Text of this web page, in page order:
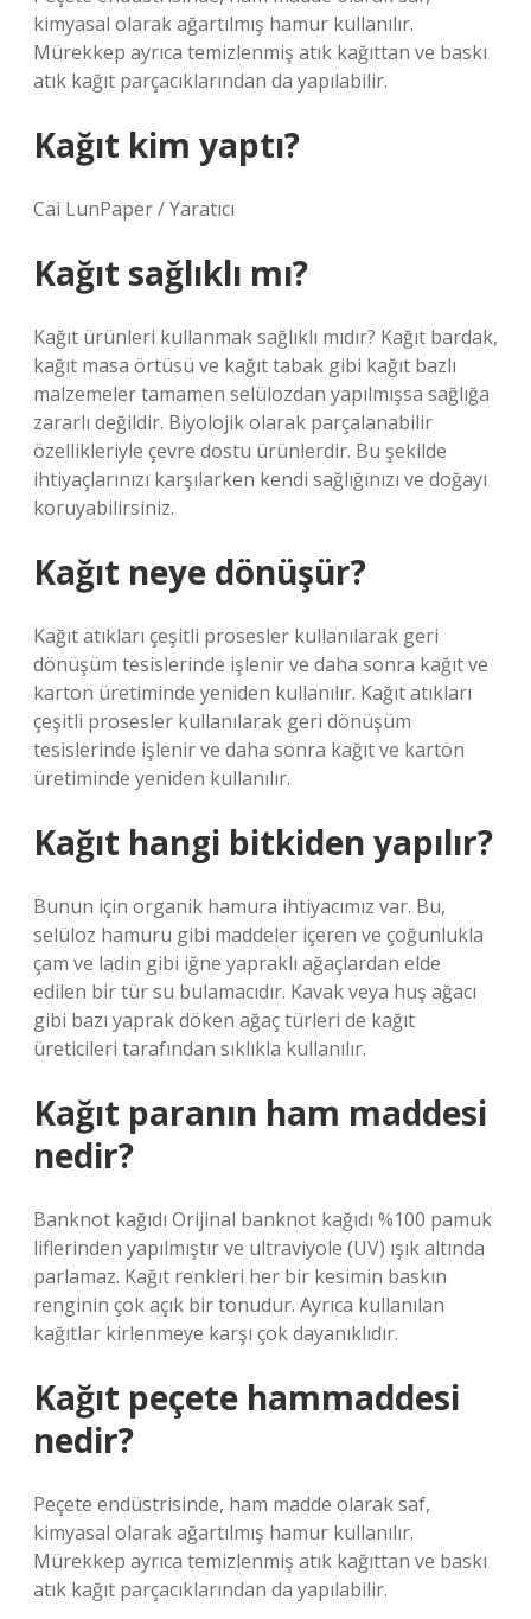
kimyasal olarak ağartılmış hamur kullanılır.
Mürekkep ayrıca temizlenmiş atık kağıttan ve baskı
atık kağıt parçacıklarından da yapılabilir.
Kağıt kim yaptı?
Cai LunPaper / Yaratıcı
Kağıt sağlıklı mı?
Kağıt ürünleri kullanmak sağlıklı mıdır? Kağıt bardak,
kağıt masa örtüsü ve kağıt tabak gibi kağıt bazlı
malzemeler tamamen selülozdan yapılmışsa sağlığa
zararlı değildir. Biyolojik olarak parçalanabilir
özellikleriyle çevre dostu ürünlerdir. Bu şekilde
ihtiyaçlarınızı karşılarken kendi sağlığınızı ve doğayı
koruyabilirsiniz.
Kağıt neye dönüşür?
Kağıt atıkları çeşitli prosesler kullanılarak geri
dönüşüm tesislerinde işlenir ve daha sonra kağıt ve
karton üretiminde yeniden kullanılır. Kağıt atıkları
çeşitli prosesler kullanılarak geri dönüşüm
tesislerinde işlenir ve daha sonra kağıt ve karton
üretiminde yeniden kullanılır.
Kağıt hangi bitkiden yapılır?
Bunun için organik hamura ihtiyacımız var. Bu,
selüloz hamuru gibi maddeler içeren ve çoğunlukla
çam ve ladin gibi iğne yapraklı ağaçlardan elde
edilen bir tür su bulamacıdır. Kavak veya huş ağacı
gibi bazı yaprak döken ağaç türleri de kağıt
üreticileri tarafından sıklıkla kullanılır.
Kağıt paranın ham maddesi
nedir?
Banknot kağıdı Orijinal banknot kağıdı %100 pamuk
liflerinden yapılmıştır ve ultraviyole (UV) ışık altında
parlamaz. Kağıt renkleri her bir kesimin baskın
renginin çok açık bir tonudur. Ayrıca kullanılan
kağıtlar kirlenmeye karşı çok dayanıklıdır.
Kağıt peçete hammaddesi
nedir?
Peçete endüstrisinde, ham madde olarak saf,
kimyasal olarak ağartılmış hamur kullanılır.
Mürekkep ayrıca temizlenmiş atık kağıttan ve baskı
atık kağıt parçacıklarından da yapılabilir.